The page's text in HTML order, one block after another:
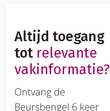
Altijd toegang
tot relevante
vakinformatie?
Ontvang de
Beursbengel 6 keer